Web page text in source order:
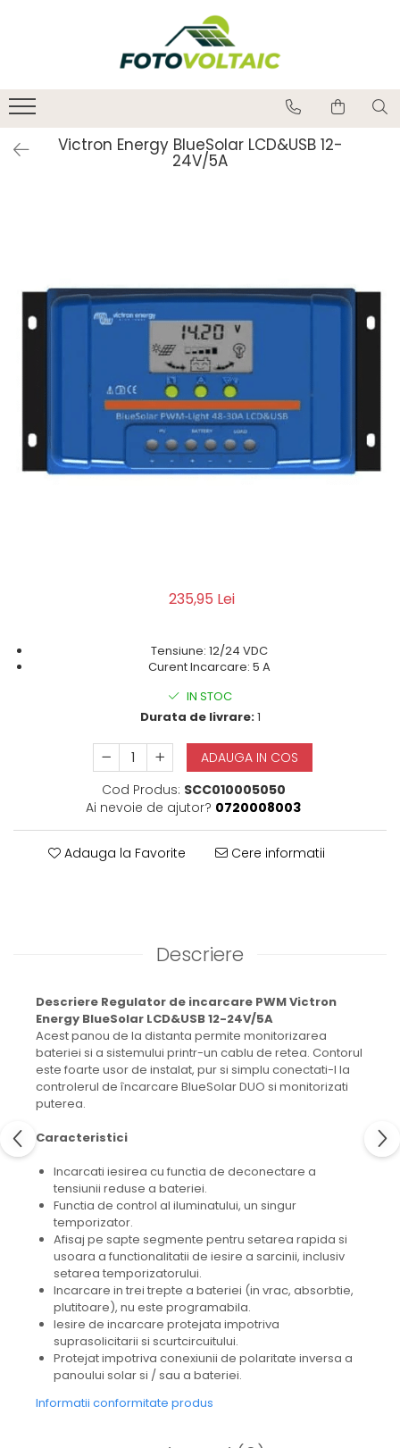
Victron Energy BlueSolar LCD&USB 12-
24V/5A
235,95 Lei
Tensiune: 12/24 VDC
Curent Incarcare: 5 A
IN STOC
Durata de livrare:1
ADAUGA IN COS
Cod Produs: SCC010005050
Ai nevoie de ajutor? 0720008003
Adauga la Favorite Cere informatii
Descriere
Descriere Regulator de incarcare PWM Victron
Energy BlueSolar LCD&USB 12-24V/5A
Acest panou de la distanta permite monitorizarea
bateriei si a sistemului printr-un cablu de retea. Contorul
este foarte usor de instalat, pur si simplu conectati-l la
controlerul de încarcare BlueSolar DUO si monitorizati
puterea.
Caracteristici
Incarcati iesirea cu functia de deconectare a
tensiunii reduse a bateriei.
Functia de control al iluminatului, un singur
temporizator.
Afisaj pe sapte segmente pentru setarea rapida si
usoara a functionalitatii de iesire a sarcinii, inclusiv
setarea temporizatorului.
Incarcare in trei trepte a bateriei (in vrac, absorbtie,
plutitoare), nu este programabila.
Iesire de incarcare protejata impotriva
suprasolicitarii si scurtcircuitului.
Protejat impotriva conexiunii de polaritate inversa a
panoului solar si / sau a bateriei.
Informatii conformitate produs